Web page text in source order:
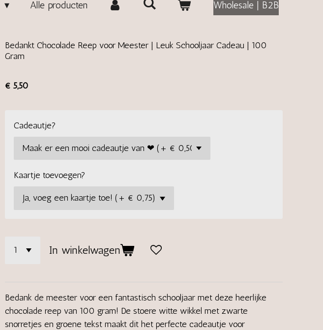
Alle producten Wholesale | B2B
Bedankt Chocolade Reep voor Meester | Leuk Schooljaar Cadeau | 100
Gram
€ 5,50
Cadeautje?
Kaartje toevoegen?
In winkelwagen
Bedank de meester voor een fantastisch schooljaar met deze heerlijke
chocolade reep van 100 gram! De stoere witte wikkel met zwarte
snorretjes en groene tekst maakt dit het perfecte cadeautje voor